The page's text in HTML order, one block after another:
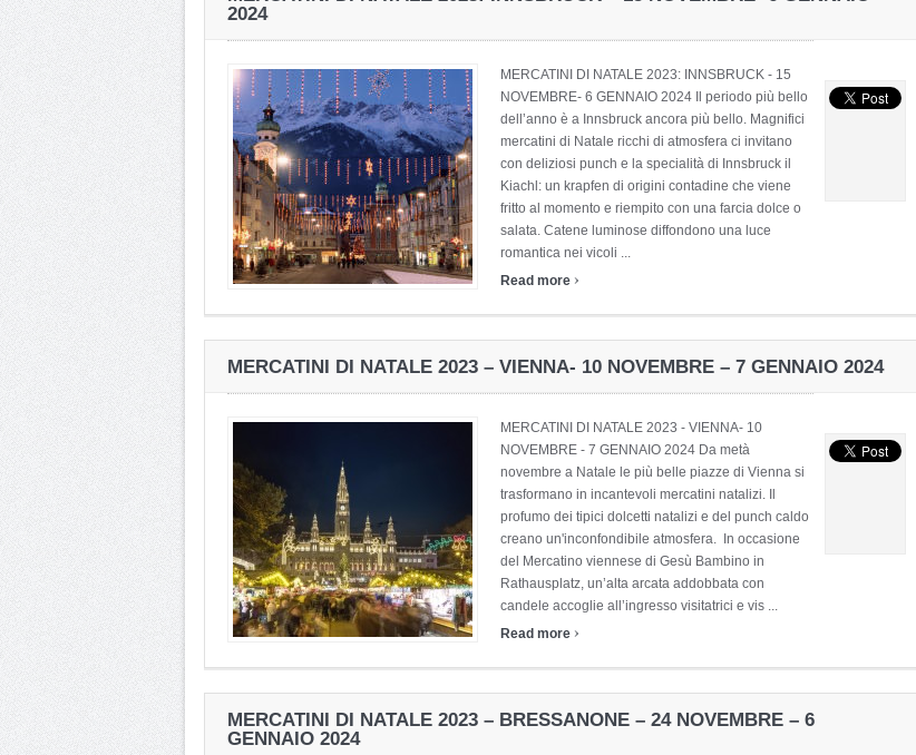
2024
MERCATINI DI NATALE 2023: INNSBRUCK - 15
NOVEMBRE- 6 GENNAIO 2024 Il periodo più bello
dell’anno è a Innsbruck ancora più bello. Magnifici
mercatini di Natale ricchi di atmosfera ci invitano
con deliziosi punch e la specialità di Innsbruck il
Kiachl: un krapfen di origini contadine che viene
fritto al momento e riempito con una farcia dolce o
salata. Catene luminose diffondono una luce
romantica nei vicoli ...
Read more ›
MERCATINI DI NATALE 2023 – VIENNA- 10 NOVEMBRE – 7 GENNAIO 2024
MERCATINI DI NATALE 2023 - VIENNA- 10
NOVEMBRE - 7 GENNAIO 2024 Da metà
novembre a Natale le più belle piazze di Vienna si
trasformano in incantevoli mercatini natalizi. Il
profumo dei tipici dolcetti natalizi e del punch caldo
creano un'inconfondibile atmosfera. In occasione
del Mercatino viennese di Gesù Bambino in
Rathausplatz, un’alta arcata addobbata con
candele accoglie all’ingresso visitatrici e vis ...
Read more ›
MERCATINI DI NATALE 2023 – BRESSANONE – 24 NOVEMBRE – 6
GENNAIO 2024